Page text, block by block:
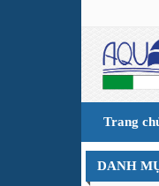
Trang
DANH